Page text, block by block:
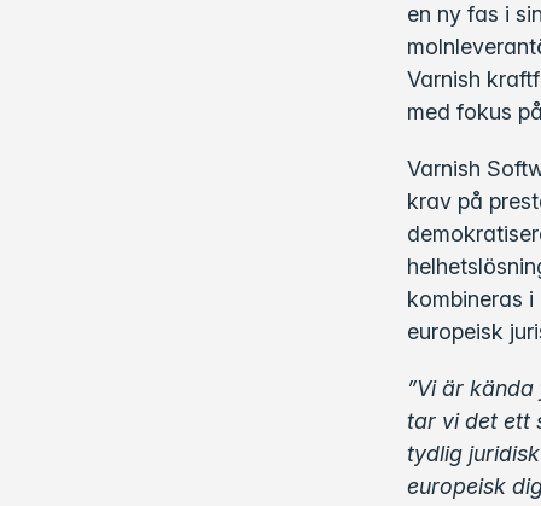
en ny fas i
Varnish
med fokus
Varnish
krav på
kombineras
europeisk
”Vi är
tar vi det ett
tydlig
europeisk